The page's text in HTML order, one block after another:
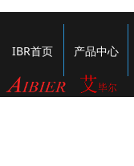
IBR首页 产品中心